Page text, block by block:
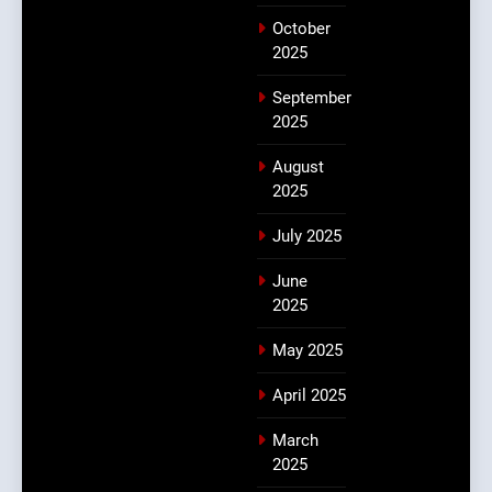
October
2025
September
2025
August
2025
July 2025
June
2025
May 2025
April 2025
March
2025